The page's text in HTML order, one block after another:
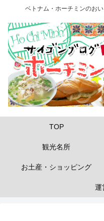
ベトナム・ホーチミンのお
TOP
観光名所
お土産・ショッピング
運